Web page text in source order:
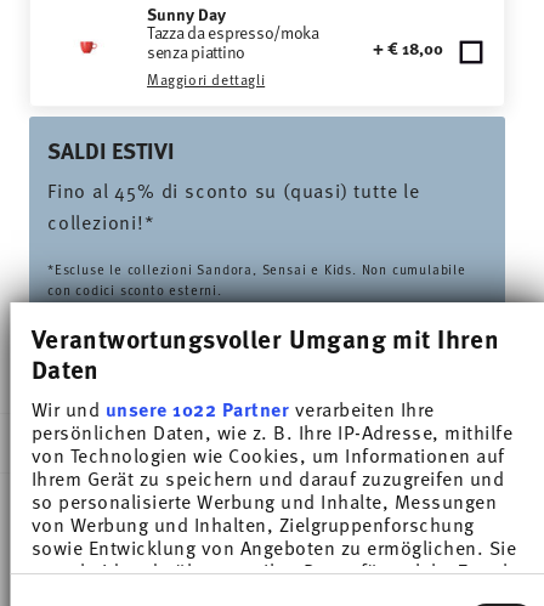
Verantwortungsvoller Umgang mit Ihren
Daten
Wir und unsere 1022 Partnerverarbeiten Ihre
persönlichen Daten, wie z. B. Ihre IP-Adresse, mithilfe
von Technologien wie Cookies, um Informationen auf
Ihrem Gerät zu speichern und darauf zuzugreifen und
so personalisierte Werbung und Inhalte, Messungen
von Werbung und Inhalten, Zielgruppenforschung
sowie Entwicklung von Angeboten zu ermöglichen. Sie
entscheiden darüber, wer Ihre Daten für welche Zwecke
Sunny Day
Tazza da espresso/moka
senza piattino
Maggiori dettagli
+ € 18,00
SALDI ESTIVI
Fino al 45% di sconto su (quasi) tutte le
collezioni!*
*Escluse le collezioni Sandora, Sensai e Kids. Non cumulabile
con codici sconto esterni.
CONSEGNATO IN 5-7 GIORNI LAVORATIVI
DESCRIZIONE
Thomas Sunny Day New Red Tazza espresso -
Rotondo - Ø 11,9 cm - h 1,6 cm, Porcellana